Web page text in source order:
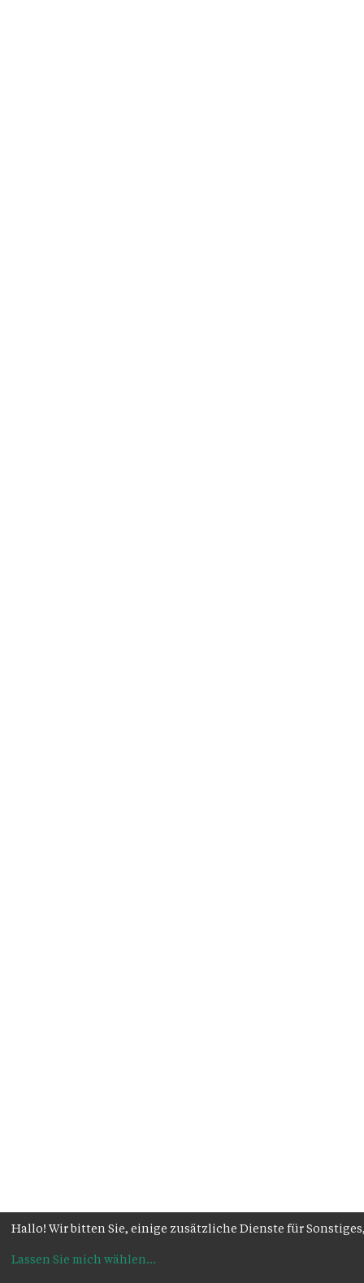
Hallo! Wir bitten Sie, einige zusätzliche Dienste für
Lassen Sie mich wählen...